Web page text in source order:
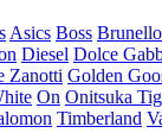
Asics Boss
Diesel Dolce
Zanotti Golden
On Onitsuka
Timberland